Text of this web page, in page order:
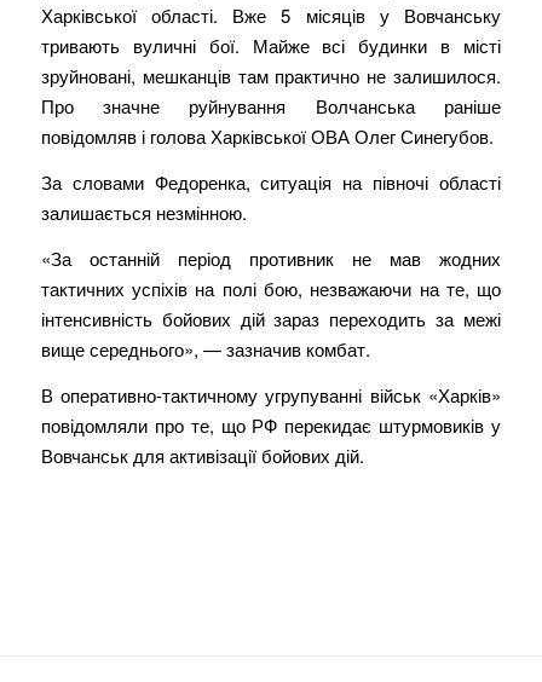
Харківської області. Вже 5 місяців у Вовчанську
тривають вуличні бої. Майже всі будинки в місті
зруйновані, мешканців там практично не залишилося.
Про значне руйнування Волчанська раніше
повідомляв і голова Харківської ОВА Олег Синегубов.
За словами Федоренка, ситуація на півночі області
залишається незмінною.
«За останній період противник не мав жодних
тактичних успіхів на полі бою, незважаючи на те, що
інтенсивність бойових дій зараз переходить за межі
вище середнього», — зазначив комбат.
В оперативно-тактичному угрупуванні військ «Харків»
повідомляли про те, що РФ перекидає штурмовиків у
Вовчанськ для активізації бойових дій.